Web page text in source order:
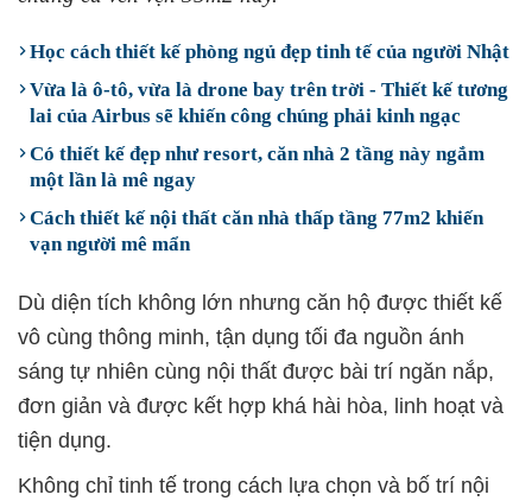
Học cách thiết kế phòng ngủ đẹp tinh tế của người Nhật
Vừa là ô-tô, vừa là drone bay trên trời - Thiết kế tương
lai của Airbus sẽ khiến công chúng phải kinh ngạc
Có thiết kế đẹp như resort, căn nhà 2 tầng này ngắm
một lần là mê ngay
Cách thiết kế nội thất căn nhà thấp tầng 77m2 khiến
vạn người mê mẩn
Dù diện tích không lớn nhưng căn hộ được thiết kế
vô cùng thông minh, tận dụng tối đa nguồn ánh
sáng tự nhiên cùng nội thất được bài trí ngăn nắp,
đơn giản và được kết hợp khá hài hòa, linh hoạt và
tiện dụng.
Không chỉ tinh tế trong cách lựa chọn và bố trí nội